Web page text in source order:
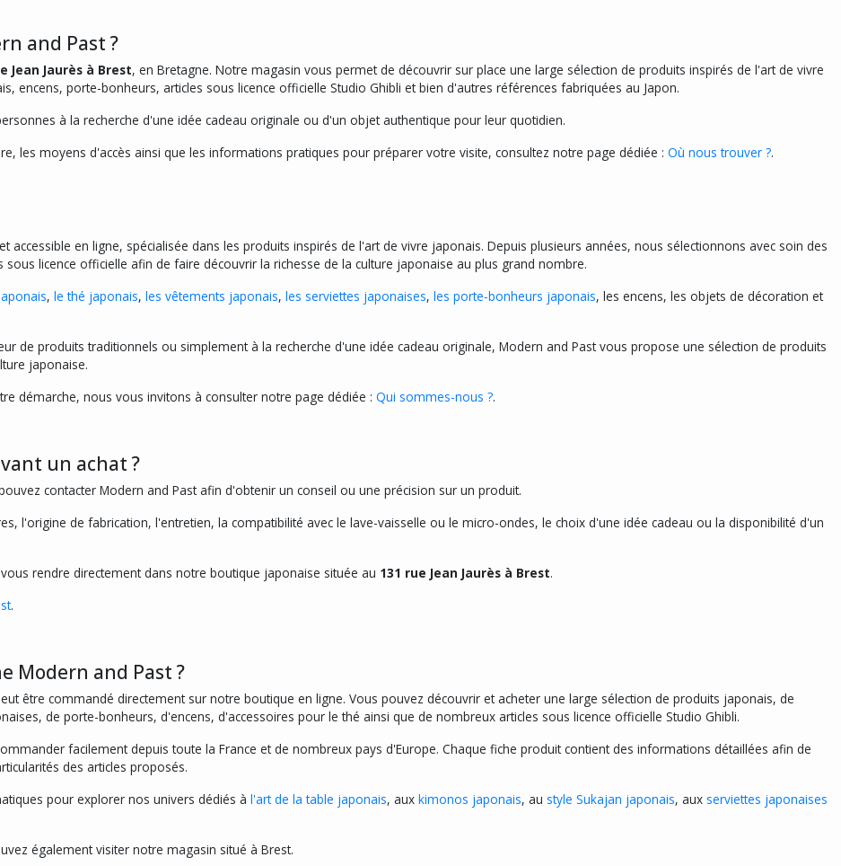
and Past ?
Jean Jaurès à Brest, en Bretagne. Notre magasin vous permet de découvrir sur place une large sélection de produits inspirés de l'art de vivre
encens, porte-bonheurs, articles sous licence officielle Studio Ghibli et bien d'autres références fabriquées au Japon.
à la recherche d'une idée cadeau originale ou d'un objet authentique pour leur quotidien.
les moyens d'accès ainsi que les informations pratiques pour préparer votre visite, consultez notre page dédiée : Où nous trouver ?.
accessible en ligne, spécialisée dans les produits inspirés de l'art de vivre japonais. Depuis plusieurs années, nous sélectionnons avec soin des
licence officielle afin de faire découvrir la richesse de la culture japonaise au plus grand nombre.
, le thé japonais, les vêtements japonais, les serviettes japonaises, les porte-bonheurs japonais, les encens, les objets de décoration et
de produits traditionnels ou simplement à la recherche d'une idée cadeau originale, Modern and Past vous propose une sélection de produits
japonaise.
démarche, nous vous invitons à consulter notre page dédiée : Qui sommes-nous ?.
un achat ?
contacter Modern and Past afin d'obtenir un conseil ou une précision sur un produit.
l'origine de fabrication, l'entretien, la compatibilité avec le lave-vaisselle ou le micro-ondes, le choix d'une idée cadeau ou la disponibilité d'un
rendre directement dans notre boutique japonaise située au 131 rue Jean Jaurès à Brest.
.
Modern and Past ?
être commandé directement sur notre boutique en ligne. Vous pouvez découvrir et acheter une large sélection de produits japonais, de
de porte-bonheurs, d'encens, d'accessoires pour le thé ainsi que de nombreux articles sous licence officielle Studio Ghibli.
facilement depuis toute la France et de nombreux pays d'Europe. Chaque fiche produit contient des informations détaillées afin de
des articles proposés.
pour explorer nos univers dédiés à l'art de la table japonais, aux kimonos japonais, au style Sukajan japonais, aux serviettes japonaises
également visiter notre magasin situé à Brest.